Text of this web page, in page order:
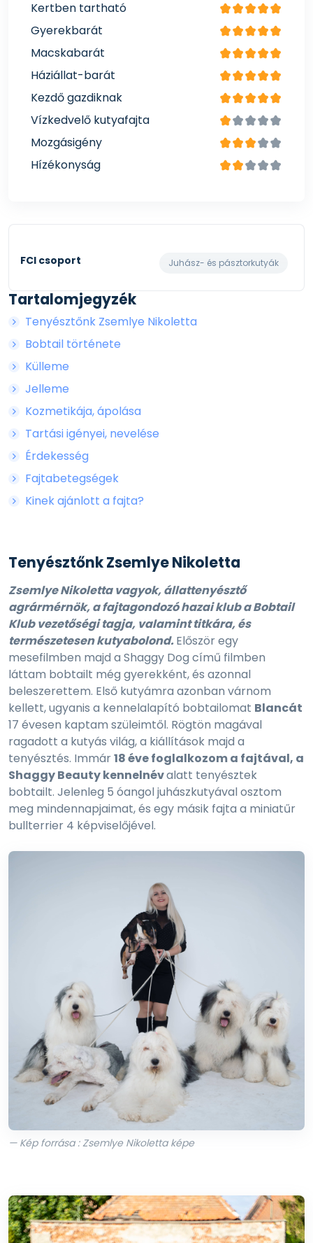
Kertben tartható
Gyerekbarát
Macskabarát
Háziállat-barát
Kezdő gazdiknak
Vízkedvelő kutyafajta
Mozgásigény
Hízékonyság
FCI csoport Juhász- és pásztorkutyák
Tartalomjegyzék
Tenyésztőnk Zsemlye Nikoletta
Bobtail története
Külleme
Jelleme
Kozmetikája, ápolása
Tartási igényei, nevelése
Érdekesség
Fajtabetegségek
Kinek ajánlott a fajta?
Tenyésztőnk Zsemlye Nikoletta
Zsemlye Nikoletta vagyok, állattenyésztő
agrármérnök, a fajtagondozó hazai klub a Bobtail
Klub vezetőségi tagja, valamint titkára, és
természetesen kutyabolond.Először egy
mesefilmben majd a Shaggy Dog című filmben
láttam bobtailt még gyerekként, és azonnal
beleszerettem. Első kutyámra azonban várnom
kellett, ugyanis a kennelalapító bobtailomat Blancát
17 évesen kaptam szüleimtől. Rögtön magával
ragadott a kutyás világ, a kiállítások majd a
tenyésztés. Immár18 éve foglalkozom a fajtával, a
Shaggy Beauty kennelnévalatt tenyésztek
bobtailt. Jelenleg 5 óangol juhászkutyával osztom
meg mindennapjaimat, és egy másik fajta a miniatűr
bullterrier 4 képviselőjével.
— Kép forrása : Zsemlye Nikoletta képe